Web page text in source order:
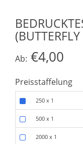
Ab: €4,00
Preisstaffelung
250 x 1
500 x 1
2000 x 1